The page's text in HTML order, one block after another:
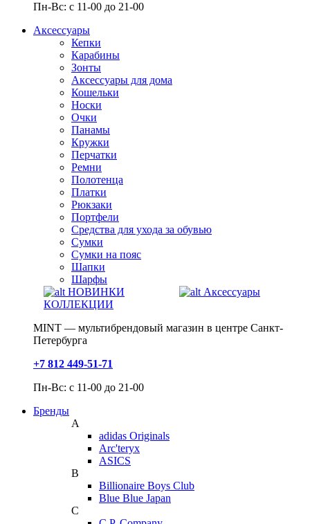
Пн-Вс: с 11-00 до 21-00
Аксессуары
Кепки
Карабины
Зонты
Аксессуары для дома
Кошельки
Носки
Очки
Панамы
Кружки
Перчатки
Ремни
Полотенца
Платки
Рюкзаки
Портфели
Средства для ухода за обувью
Сумки
Сумки на пояс
Шапки
Шарфы
НОВИНКИ
КОЛЛЕКЦИИ
Аксессуары
MINT — мультибрендовый магазин в центре Санкт-
Петербурга
+7 812 449-51-71
Пн-Вс: с 11-00 до 21-00
Бренды
A
adidas Originals
Arc'teryx
ASICS
B
Billionaire Boys Club
Blue Blue Japan
C